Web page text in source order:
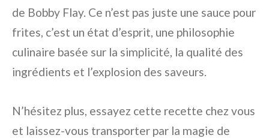
de Bobby Flay. Ce n’est pas juste une sauce pour
frites, c’est un état d’esprit, une philosophie
culinaire basée sur la simplicité, la qualité des
ingrédients et l’explosion des saveurs.
N’hésitez plus, essayez cette recette chez vous
et laissez-vous transporter par la magie de